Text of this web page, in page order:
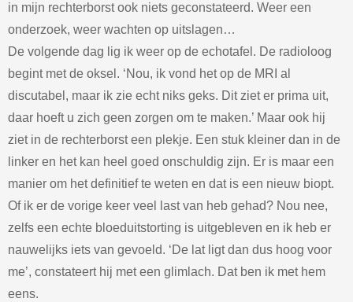
in mijn rechterborst ook niets geconstateerd. Weer een
onderzoek, weer wachten op uitslagen…
De volgende dag lig ik weer op de echotafel. De radioloog
begint met de oksel. ‘Nou, ik vond het op de MRI al
discutabel, maar ik zie echt niks geks. Dit ziet er prima uit,
daar hoeft u zich geen zorgen om te maken.’ Maar ook hij
ziet in de rechterborst een plekje. Een stuk kleiner dan in de
linker en het kan heel goed onschuldig zijn. Er is maar een
manier om het definitief te weten en dat is een nieuw biopt.
Of ik er de vorige keer veel last van heb gehad? Nou nee,
zelfs een echte bloeduitstorting is uitgebleven en ik heb er
nauwelijks iets van gevoeld. ‘De lat ligt dan dus hoog voor
me’, constateert hij met een glimlach. Dat ben ik met hem
eens.